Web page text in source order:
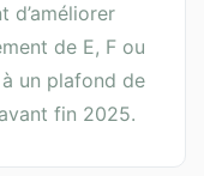
d’améliorer
de E, F ou
un plafond de
fin 2025.